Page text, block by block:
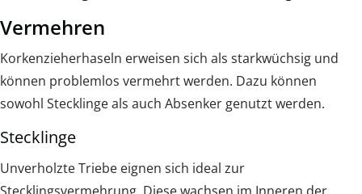
Vermehren
Korkenzieherhaseln erweisen sich als starkwüchsig und
können problemlos vermehrt werden. Dazu können
sowohl Stecklinge als auch Absenker genutzt werden.
Stecklinge
Unverholzte Triebe eignen sich ideal zur